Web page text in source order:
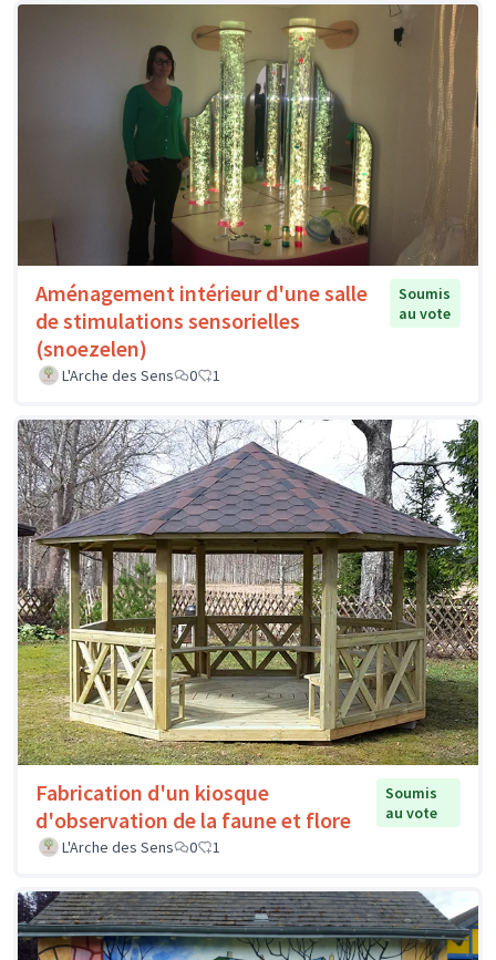
Aménagement intérieur d'une salle
de stimulations sensorielles
(snoezelen)
Soumis
au vote
L'Arche des Sens 0 1
Fabrication d'un kiosque
d'observation de la faune et flore
Soumis
au vote
L'Arche des Sens
0 1